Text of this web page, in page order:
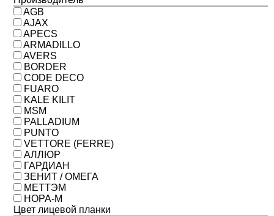
AGB
AJAX
APECS
ARMADILLO
AVERS
BORDER
CODE DECO
FUARO
KALE KILIT
MSM
PALLADIUM
PUNTO
VETTORE (FERRE)
АЛЛЮР
ГАРДИАН
ЗЕНИТ / ОМЕГА
МЕТТЭМ
НОРА-М
Цвет лицевой планки